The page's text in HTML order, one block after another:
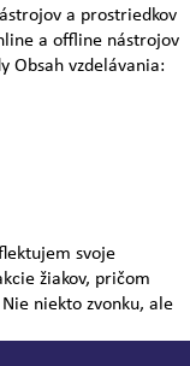
a prostriedkov
a offline nástrojov
Obsah vzdelávania:
svoje
žiakov, pričom
niekto zvonku, ale